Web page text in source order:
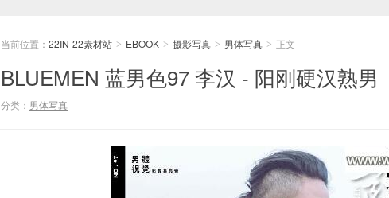
当前位置： 22IN-22素材站 > EBOOK > 摄影写真 > 男体写真 > 正文
BLUEMEN 蓝男色97 李汉 - 阳刚硬汉熟男
分类： 男体写真